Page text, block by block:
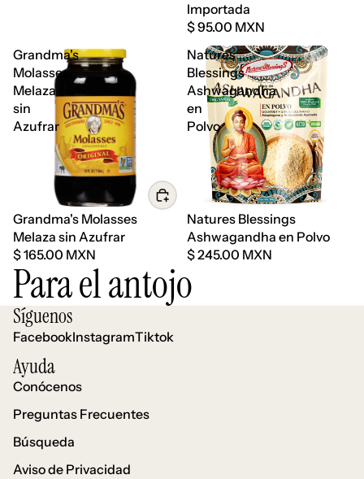
Importada
$ 95.00 MXN
Grandma's
Molasses
Melaza
sin
Azufrar
Grandma's Molasses
Melaza sin Azufrar
$ 165.00 MXN
Natures
Blessings
Ashwagandha
en
Polvo
Natures Blessings
Ashwagandha en Polvo
$ 245.00 MXN
Para el antojo
Síguenos
FacebookInstagramTiktok
Ayuda
Conócenos
Preguntas Frecuentes
Búsqueda
Aviso de Privacidad